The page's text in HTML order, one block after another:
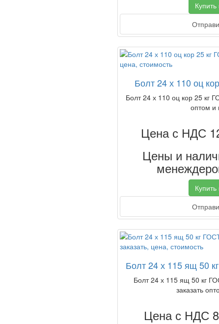
Купить
Болт 24 х 110 оц
Болт 24 х 110 оц кор 25 кг
оптом и
Цена с НДС
Цены и
Купить
Болт 24 х 115 ящ 50
Болт 24 х 115 ящ 50 кг
заказать
Цена с НДС